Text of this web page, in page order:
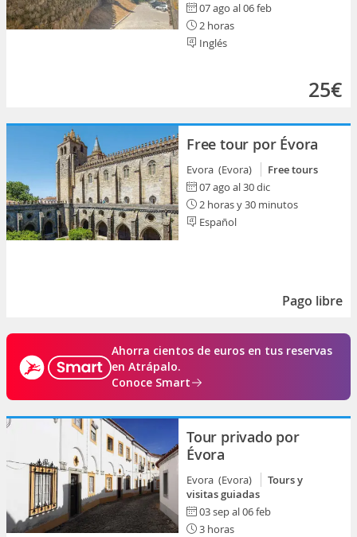
07 ago al 06 feb
2 horas
Inglés
25€
Free tour por Évora
Evora (Evora)
Free tours
07 ago al 30 dic
2 horas y 30 minutos
Español
Pago libre
Ahorra cientos de euros en tus reservas
en Atrápalo.
Conoce Smart
Tour privado por
Évora
Evora (Evora)
Tours y
visitas guiadas
03 sep al 06 feb
3 horas